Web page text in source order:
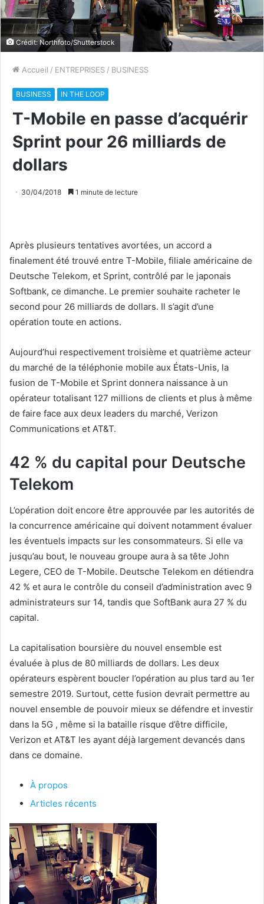
Crédit: Northfoto/Shutterstock
Accueil / ENTREPRISES / BUSINESS
BUSINESS IN THE LOOP
T-Mobile en passe d’acquérir
Sprint pour 26 milliards de
dollars
30/04/2018 1 minute de lecture
Après plusieurs tentatives avortées, un accord a
finalement été trouvé entre T-Mobile, filiale américaine de
Deutsche Telekom, et Sprint, contrôlé par le japonais
Softbank, ce dimanche. Le premier souhaite racheter le
second pour 26 milliards de dollars. Il s’agit d’une
opération toute en actions.
Aujourd’hui respectivement troisième et quatrième acteur
du marché de la téléphonie mobile aux États-Unis, la
fusion de T-Mobile et Sprint donnera naissance à un
opérateur totalisant 127 millions de clients et plus à même
de faire face aux deux leaders du marché, Verizon
Communications et AT&T.
42 % du capital pour Deutsche
Telekom
L’opération doit encore être approuvée par les autorités de
la concurrence américaine qui doivent notamment évaluer
les éventuels impacts sur les consommateurs. Si elle va
jusqu’au bout, le nouveau groupe aura à sa tête John
Legere, CEO de T-Mobile. Deutsche Telekom en détiendra
42 % et aura le contrôle du conseil d’administration avec 9
administrateurs sur 14, tandis que SoftBank aura 27 % du
capital.
La capitalisation boursière du nouvel ensemble est
évaluée à plus de 80 milliards de dollars. Les deux
opérateurs espèrent boucler l’opération au plus tard au 1er
semestre 2019. Surtout, cette fusion devrait permettre au
nouvel ensemble de pouvoir mieux se défendre et investir
dans la 5G , même si la bataille risque d’être difficile,
Verizon et AT&T les ayant déjà largement devancés dans
dans ce domaine.
À propos
Articles récents